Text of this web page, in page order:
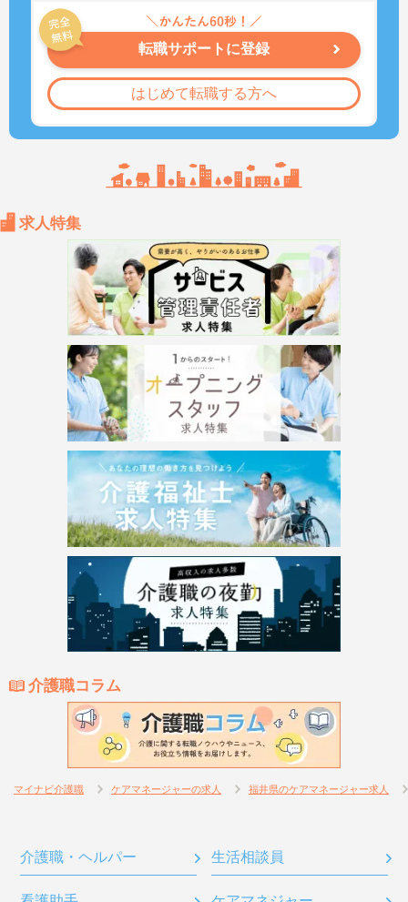
転職サポートに登録
はじめて転職する方へ
求人特集
介護職コラム
マイナビ介護職 ケアマネージャーの求人 福井県のケアマネージャー求人
介護職・ヘルパー 生活相談員